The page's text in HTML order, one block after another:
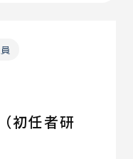
初任者研